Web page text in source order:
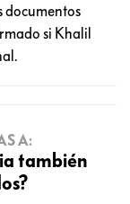
documentos
si Khalil
A:
también